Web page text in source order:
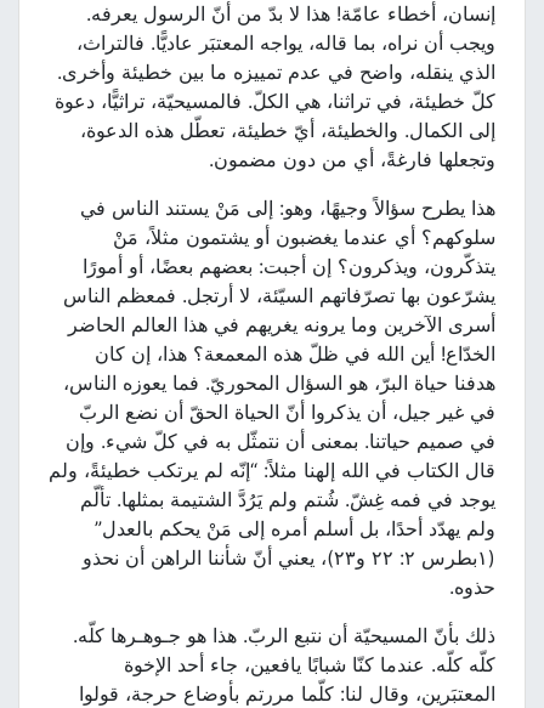
إنسان، أخطاء عامّة! هذا لا بدّ من أنّ الرسول يعرفه.
ويجب أن نراه، بما قاله، يواجه المعتبَر عاديًّا. فالتراث،
الذي ينقله، واضح في عدم تمييزه ما بين خطيئة وأخرى.
كلّ خطيئة، في تراثنا، هي الكلّ. فالمسيحيّة، تراثيًّا، دعوة
إلى الكمال. والخطيئة، أيّ خطيئة، تعطّل هذه الدعوة،
وتجعلها فارغةً، أي من دون مضمون.
هذا يطرح سؤالاً وجيهًا، وهو: إلى مَنْ يستند الناس في
سلوكهم؟ أي عندما يغضبون أو يشتمون مثلاً، مَنْ
يتذكّرون، ويذكرون؟ إن أجبت: بعضهم بعضًا، أو أمورًا
يشرّعون بها تصرّفاتهم السيّئة، لا أرتجل. فمعظم الناس
أسرى الآخرين وما يرونه يغريهم في هذا العالم الحاضر
الخدّاع! أين الله في ظلّ هذه المعمعة؟ هذا، إن كان
هدفنا حياة البرّ، هو السؤال المحوريّ. فما يعوزه الناس،
في غير جيل، أن يذكروا أنّ الحياة الحقّ أن نضع الربّ
في صميم حياتنا. بمعنى أن نتمثّل به في كلّ شيء. وإن
قال الكتاب في الله إلهنا مثلاً: “إنّه لم يرتكب خطيئةً، ولم
يوجد في فمه غِشّ. شُتم ولم يَرُدَّ الشتيمة بمثلها. تألّم
ولم يهدّد أحدًا، بل أسلم أمره إلى مَنْ يحكم بالعدل”
(١بطرس ٢: ٢٢ و٢٣)، يعني أنّ شأننا الراهن أن نحذو
حذوه.
ذلك بأنّ المسيحيّة أن نتبع الربّ. هذا هو جـوهـرها كلّه.
كلّه كلّه. عندما كنّا شبابًا يافعين، جاء أحد الإخوة
المعتبَرين، وقال لنا: كلّما مررتم بأوضاع حرجة، قولوا